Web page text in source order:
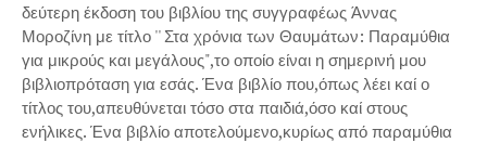
δεύτερη έκδοση του βιβλίου της συγγραφέως Άννας
Μοροζίνη με τίτλο '' Στα χρόνια των Θαυμάτων: Παραμύθια
για μικρούς και μεγάλους",το οποίο είναι η σημερινή μου
βιβλιοπρόταση για εσάς. Ένα βιβλίο που,όπως λέει καί ο
τίτλος του,απευθύνεται τόσο στα παιδιά,όσο καί στους
ενήλικες. Ένα βιβλίο αποτελούμενο,κυρίως από παραμύθια